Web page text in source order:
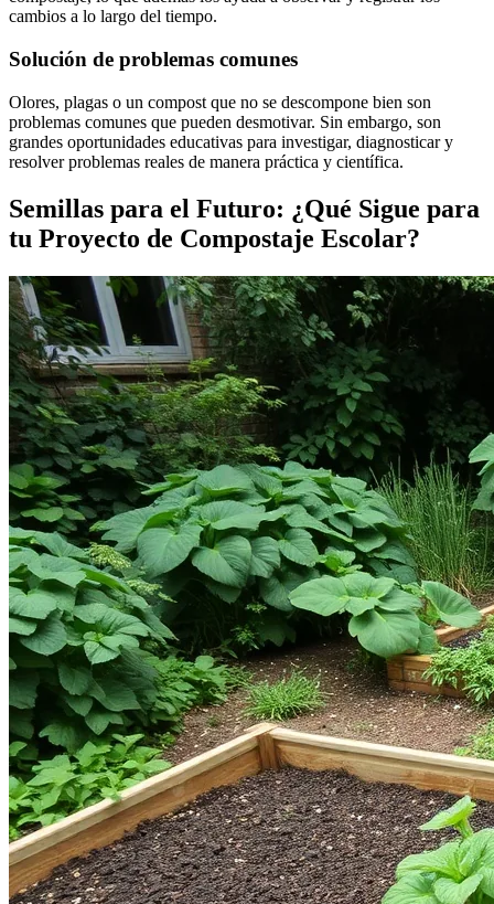
cambios a lo largo del tiempo.
Solución de problemas comunes
Olores, plagas o un compost que no se descompone bien son
problemas comunes que pueden desmotivar. Sin embargo, son
grandes oportunidades educativas para investigar, diagnosticar y
resolver problemas reales de manera práctica y científica.
Semillas para el Futuro: ¿Qué Sigue para
tu Proyecto de Compostaje Escolar?